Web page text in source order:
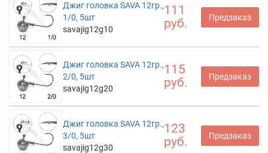
Джиг головка SAVA 12гр.,
1/0, 5шт
savajig12g10
111
руб.
Предзаказ
Джиг головка SAVA 12гр.,
2/0, 5шт
savajig12g20
115
руб.
Предзаказ
Джиг головка SAVA 12гр.,
3/0, 5шт
savajig12g30
123
руб.
Предзаказ